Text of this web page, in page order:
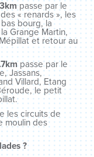
passe par le
« renards », les
bourg, la
Grange Martin,
et retour au
passe par le
Jassans,
Villard, Etang
le petit
les circuits de
moulin des
?